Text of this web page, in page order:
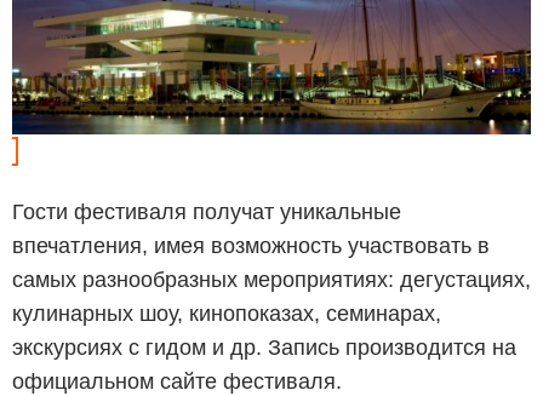
Гости фестиваля получат уникальные
впечатления, имея возможность участвовать в
самых разнообразных мероприятиях: дегустациях,
кулинарных шоу, кинопоказах, семинарах,
экскурсиях с гидом и др. Запись производится на
официальном сайте фестиваля.